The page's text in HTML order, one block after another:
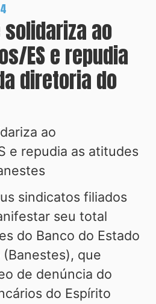
solidariza ao
ES e repudia
diretoria do
ao
e repudia as atitudes
sindicatos filiados
seu total
do Banco do Estado
que
de denúncia do
do Espírito